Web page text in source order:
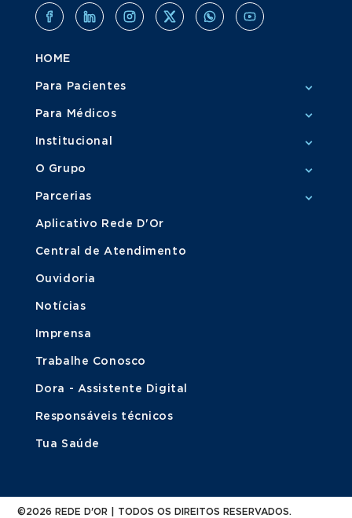
HOME
Para Pacientes
Para Médicos
Institucional
O Grupo
Parcerias
Aplicativo Rede D'Or
Central de Atendimento
Ouvidoria
Notícias
Imprensa
Trabalhe Conosco
Dora - Assistente Digital
Responsáveis técnicos
Tua Saúde
©2026 REDE D'OR | TODOS OS DIREITOS RESERVADOS.